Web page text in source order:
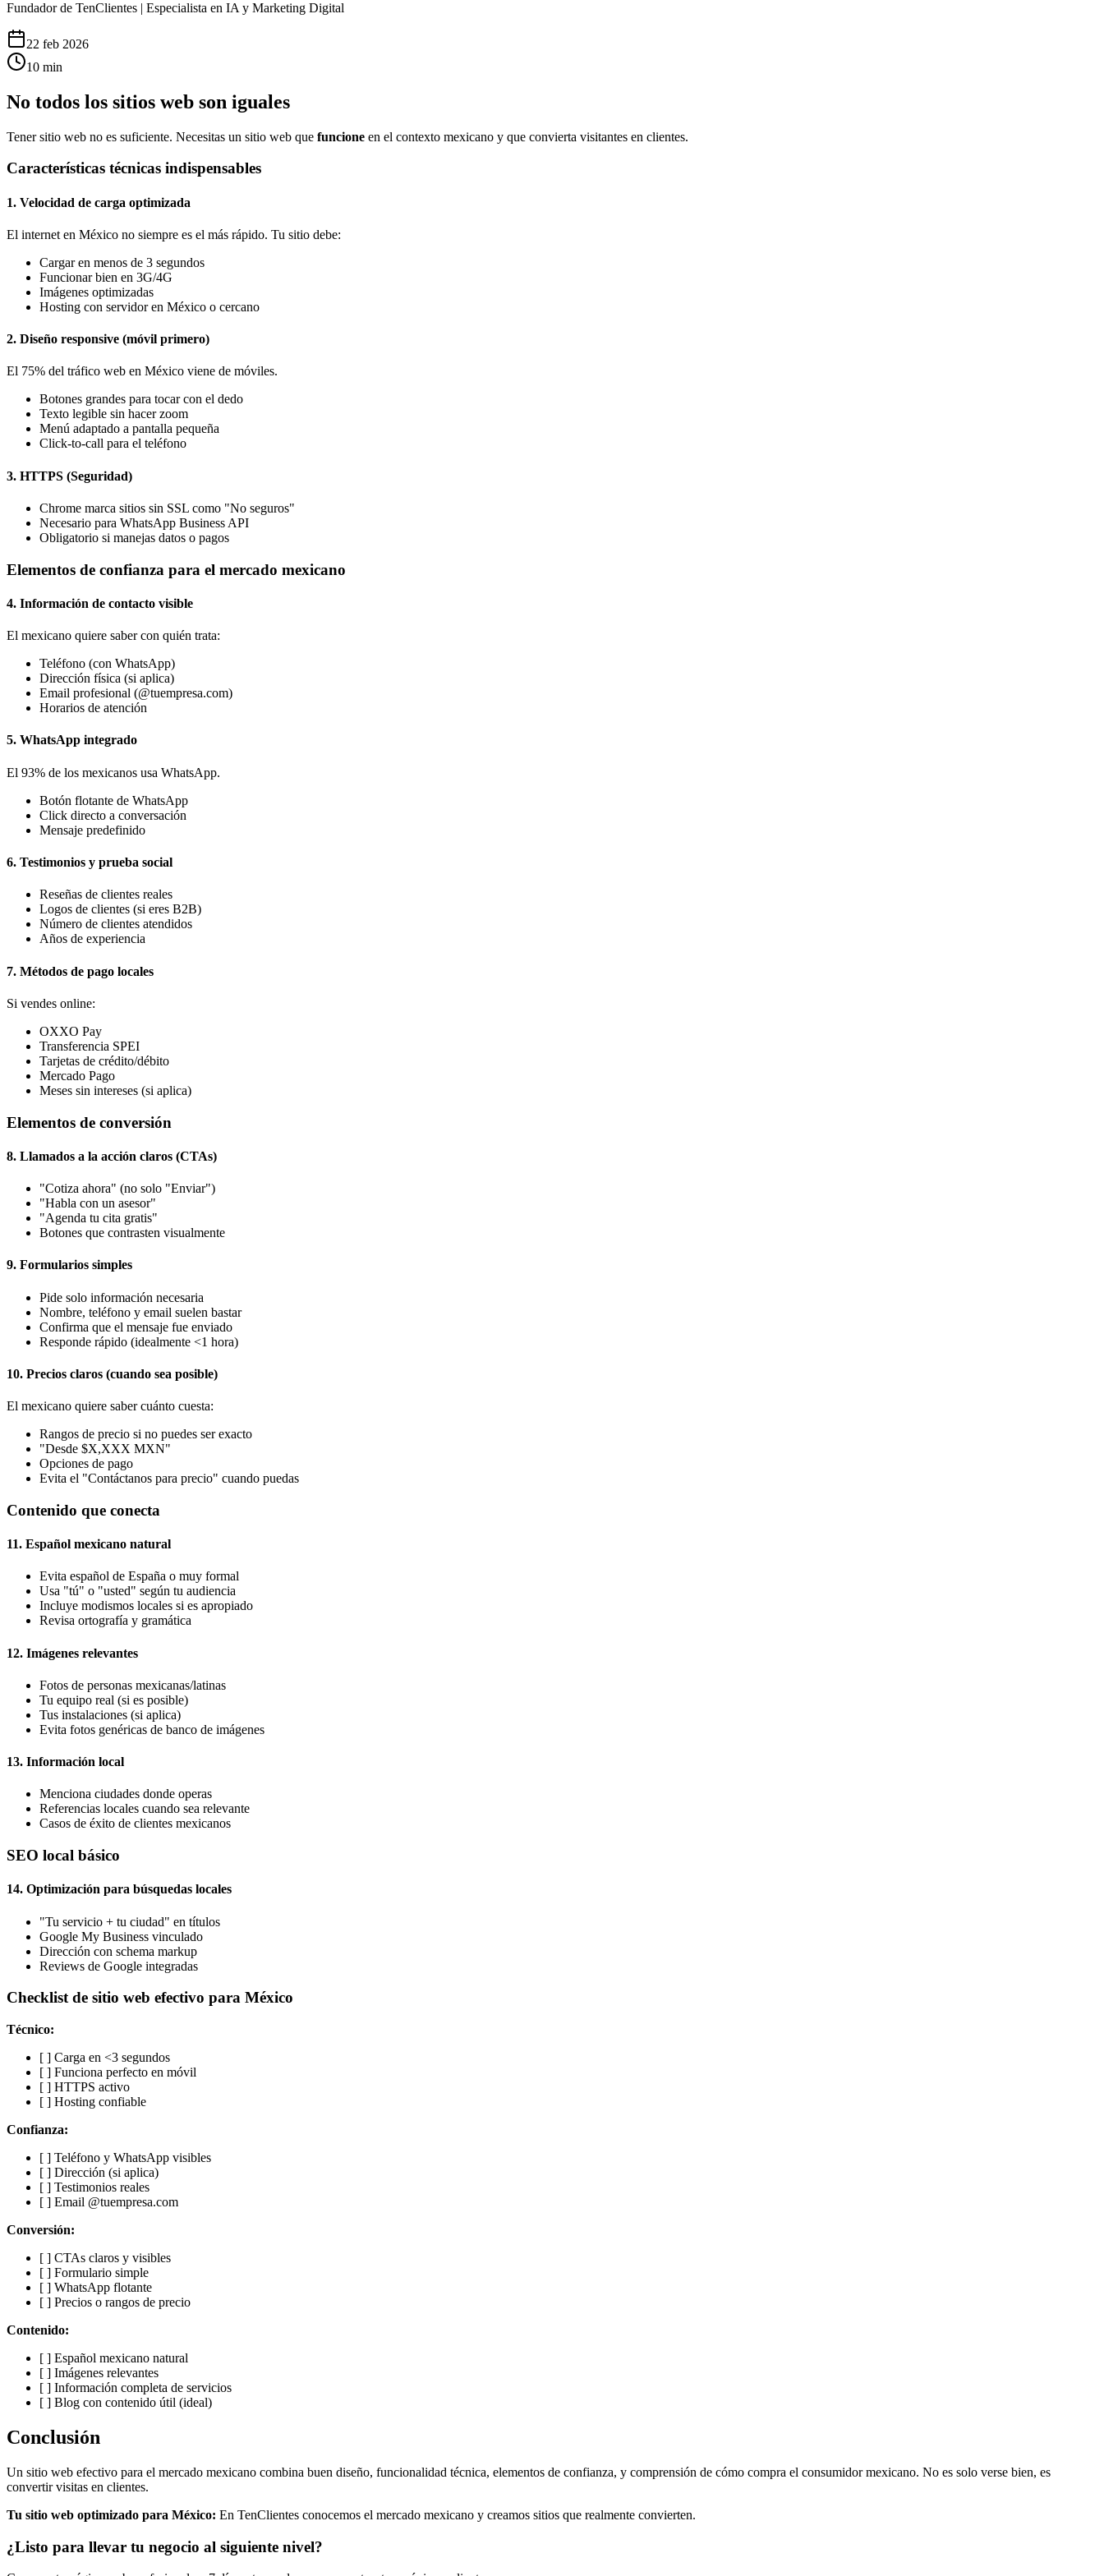
Fundador de TenClientes | Especialista en IA y Marketing Digital
22 feb 2026
10 min
No todos los sitios web son iguales
Tener sitio web no es suficiente. Necesitas un sitio web que funcione en el contexto mexicano y que convierta visitantes en clientes.
Características técnicas indispensables
1. Velocidad de carga optimizada
El internet en México no siempre es el más rápido. Tu sitio debe:
Cargar en menos de 3 segundos
Funcionar bien en 3G/4G
Imágenes optimizadas
Hosting con servidor en México o cercano
2. Diseño responsive (móvil primero)
El 75% del tráfico web en México viene de móviles.
Botones grandes para tocar con el dedo
Texto legible sin hacer zoom
Menú adaptado a pantalla pequeña
Click-to-call para el teléfono
3. HTTPS (Seguridad)
Chrome marca sitios sin SSL como "No seguros"
Necesario para WhatsApp Business API
Obligatorio si manejas datos o pagos
Elementos de confianza para el mercado mexicano
4. Información de contacto visible
El mexicano quiere saber con quién trata:
Teléfono (con WhatsApp)
Dirección física (si aplica)
Email profesional (@tuempresa.com)
Horarios de atención
5. WhatsApp integrado
El 93% de los mexicanos usa WhatsApp.
Botón flotante de WhatsApp
Click directo a conversación
Mensaje predefinido
6. Testimonios y prueba social
Reseñas de clientes reales
Logos de clientes (si eres B2B)
Número de clientes atendidos
Años de experiencia
7. Métodos de pago locales
Si vendes online:
OXXO Pay
Transferencia SPEI
Tarjetas de crédito/débito
Mercado Pago
Meses sin intereses (si aplica)
Elementos de conversión
8. Llamados a la acción claros (CTAs)
"Cotiza ahora" (no solo "Enviar")
"Habla con un asesor"
"Agenda tu cita gratis"
Botones que contrasten visualmente
9. Formularios simples
Pide solo información necesaria
Nombre, teléfono y email suelen bastar
Confirma que el mensaje fue enviado
Responde rápido (idealmente <1 hora)
10. Precios claros (cuando sea posible)
El mexicano quiere saber cuánto cuesta:
Rangos de precio si no puedes ser exacto
"Desde $X,XXX MXN"
Opciones de pago
Evita el "Contáctanos para precio" cuando puedas
Contenido que conecta
11. Español mexicano natural
Evita español de España o muy formal
Usa "tú" o "usted" según tu audiencia
Incluye modismos locales si es apropiado
Revisa ortografía y gramática
12. Imágenes relevantes
Fotos de personas mexicanas/latinas
Tu equipo real (si es posible)
Tus instalaciones (si aplica)
Evita fotos genéricas de banco de imágenes
13. Información local
Menciona ciudades donde operas
Referencias locales cuando sea relevante
Casos de éxito de clientes mexicanos
SEO local básico
14. Optimización para búsquedas locales
"Tu servicio + tu ciudad" en títulos
Google My Business vinculado
Dirección con schema markup
Reviews de Google integradas
Checklist de sitio web efectivo para México
Técnico:
[ ] Carga en <3 segundos
[ ] Funciona perfecto en móvil
[ ] HTTPS activo
[ ] Hosting confiable
Confianza:
[ ] Teléfono y WhatsApp visibles
[ ] Dirección (si aplica)
[ ] Testimonios reales
[ ] Email @tuempresa.com
Conversión:
[ ] CTAs claros y visibles
[ ] Formulario simple
[ ] WhatsApp flotante
[ ] Precios o rangos de precio
Contenido:
[ ] Español mexicano natural
[ ] Imágenes relevantes
[ ] Información completa de servicios
[ ] Blog con contenido útil (ideal)
Conclusión
Un sitio web efectivo para el mercado mexicano combina buen diseño, funcionalidad técnica, elementos de confianza, y comprensión de cómo compra el consumidor mexicano. No es solo verse bien, es
convertir visitas en clientes.
Tu sitio web optimizado para México: En TenClientes conocemos el mercado mexicano y creamos sitios que realmente convierten.
¿Listo para llevar tu negocio al siguiente nivel?